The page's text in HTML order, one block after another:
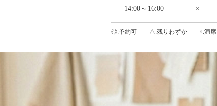
14:00～16:00 ×
◎ 予約可 △ 残りわずか × 満席